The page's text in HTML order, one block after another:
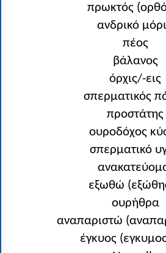
πρωκτός
ανδρικό
πέος
βάλανος
όρχις/-εις
σπερματικός
προστάτης
ουροδόχος
σπερματικό
εξωθώ
ουρήθρα
αναπαριστώ
έγκυος